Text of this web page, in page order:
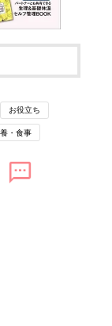
お役立ち
・食事